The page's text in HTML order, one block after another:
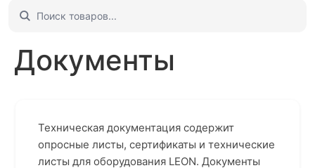
Документы
Техническая документация содержит
опросные листы, сертификаты и технические
листы для оборудования LEON. Документы